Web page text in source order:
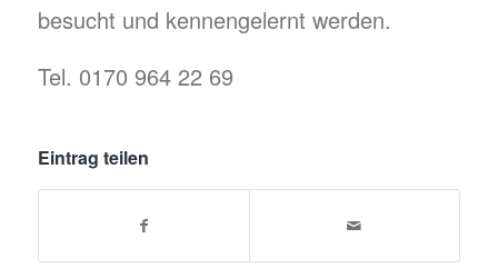
besucht und kennengelernt werden.
Tel. 0170 964 22 69
Eintrag teilen